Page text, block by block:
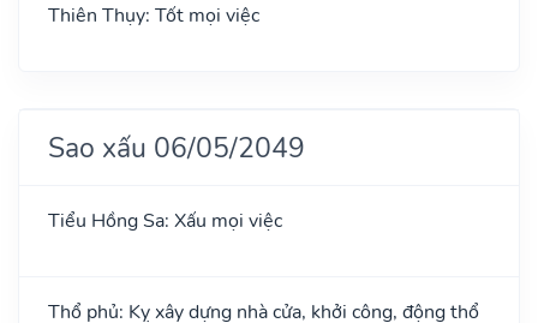
Thiên Thụy: Tốt mọi việc
Sao xấu 06/05/2049
Tiểu Hồng Sa: Xấu mọi việc
Thổ phủ: Kỵ xây dựng nhà cửa, khởi công, động thổ